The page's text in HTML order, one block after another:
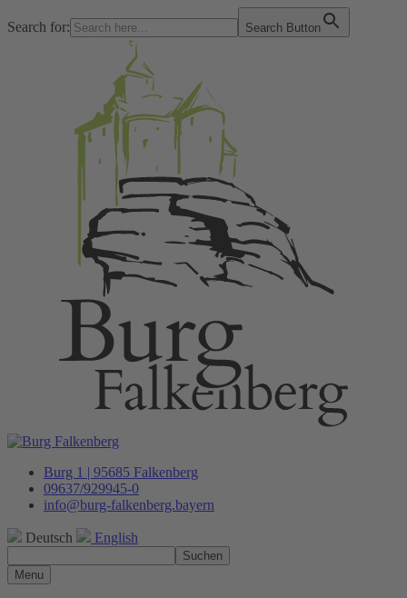
Search for: Search Button
Burg 1 | 95685 Falkenberg
09637/929945-0
info@burg-falkenberg.bayern
Deutsch English
Suchen
Menu